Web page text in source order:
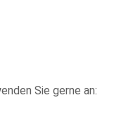
Sie gerne an: